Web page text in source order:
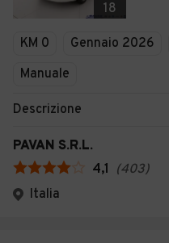
18
KM 0 Gennaio 2026
Manuale
Descrizione
PAVAN S.R.L.
4,1 (403)
Italia